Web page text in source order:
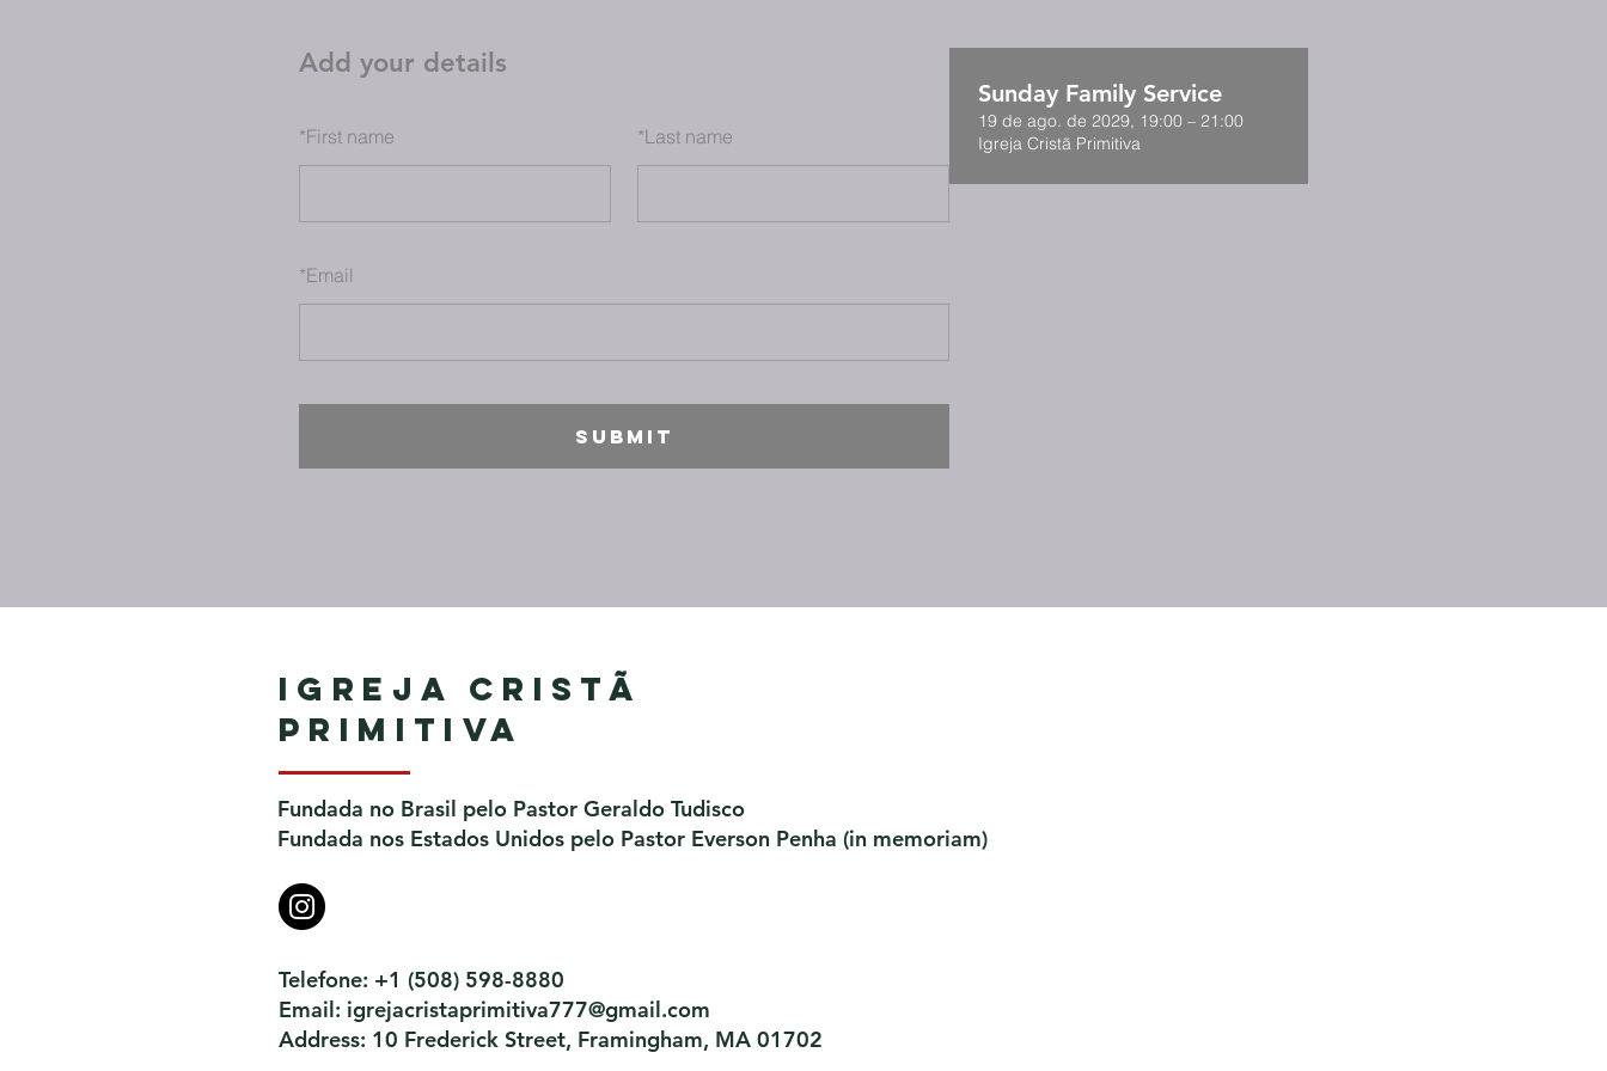
Add your details
*First name *Last name
*Email
SUBMIT
Sunday Family Service
19 de ago. de 2029, 19:00 – 21:00
Igreja Cristã Primitiva
Igreja Cristã
Primitiva
Fundada no Brasil pelo Pastor Geraldo Tudisco
Fundada nos Estados Unidos pelo Pastor Everson Penha​ (in memoriam)
Telefone: +1 (508) 598-8880
Email: igrejacristaprimitiva777@gmail.com
Address: 10 Frederick Street, Framingham, MA 01702